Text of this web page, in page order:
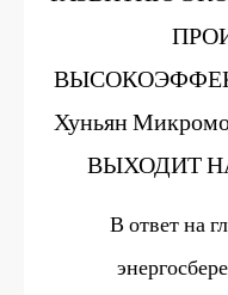
Хуньян
ВЫХОДИТ
В ответ на